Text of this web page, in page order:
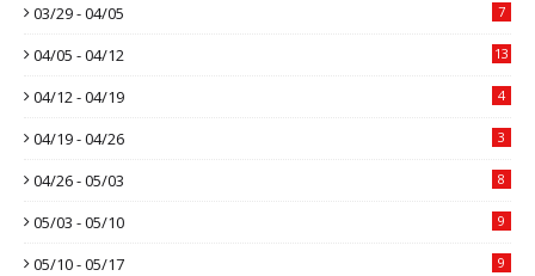
03/29 - 04/05 7
04/05 - 04/12 13
04/12 - 04/19 4
04/19 - 04/26 3
04/26 - 05/03 8
05/03 - 05/10 9
05/10 - 05/17 9